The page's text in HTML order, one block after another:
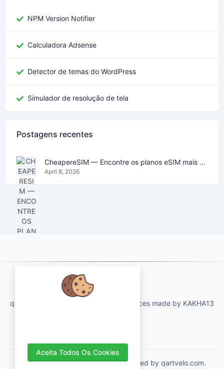
NPM Version Notifier
Calculadora Adsense
Detector de temas do WordPress
Simulador de resolução de tela
Postagens recentes
CheapereSIM — Encontre os planos eSIM mais baratos para viajar em 2026
April 8, 2026
qartvelo.com free online tools and services made by KAKHA13
Copyrights © 2026. All Rights Reserved by qartvelo.com.
Aceita Todos Os Cookies